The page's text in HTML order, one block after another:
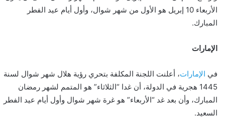
الأربعاء 10 إبريل هو الأول من شهر شوال، وأول أيام عيد الفطر
المبارك.
الإمارات
في الإمارات، أعلنت اللجنة المكلفة بتحري رؤية هلال شهر شوال لسنة
1445 هجرية في الدولة، أن غدا “الثلاثاء” هو المتمم لشهر رمضان
المبارك، وأن بعد غد “الأربعاء” هو غرة شهر شوال وأول أيام عيد الفطر
السعيد.